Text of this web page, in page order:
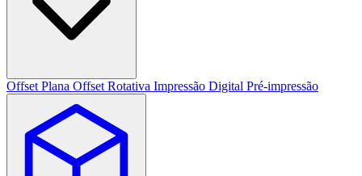
Offset Plana Offset Rotativa Impressão Digital Pré-impressão